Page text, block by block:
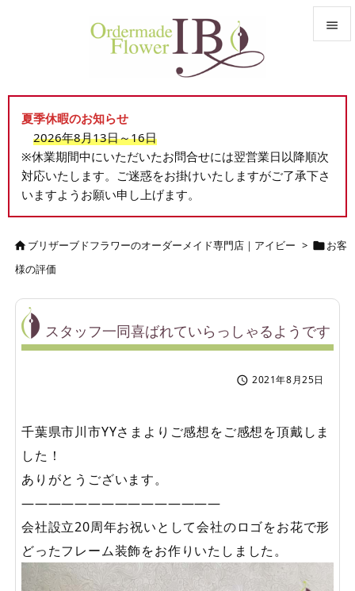


前へ

検索
夏季休暇のお知らせ
2026年8月13日～16日
※休業期間中にいただいたお問合せには翌営業日以降順次
対応いたします。ご迷惑をお掛けいたしますがご了承下さ
いますようお願い申し上げます。
ブリザーブドフラワーのオーダーメイド専門店｜アイビー > お客
様の評価
スタッフ一同喜ばれていらっしゃるようです
 2021年8月25日
千葉県市川市YYさまよりご感想をご感想を頂戴しま
した！
ありがとうございます。
———————————————
会社設立20周年お祝いとして会社のロゴをお花で形
どったフレーム装飾をお作りいたしました。